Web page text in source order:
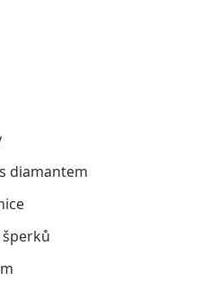
diamantem